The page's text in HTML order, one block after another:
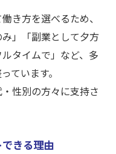
き方を選べるため、
」「副業として夕方
タイムで」など、多
ています。
性別の方々に支持さ
きる理由